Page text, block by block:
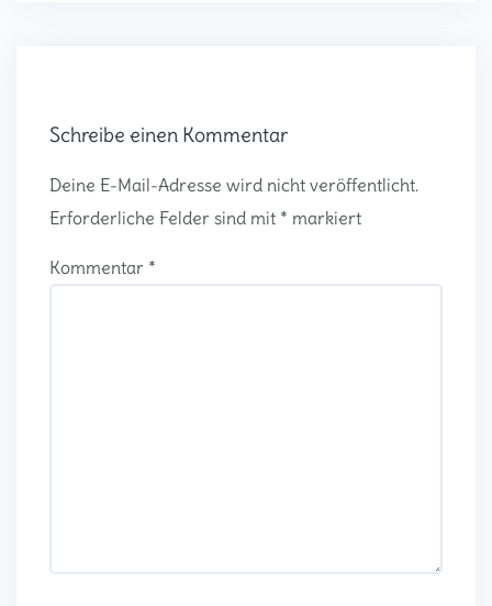
Schreibe einen Kommentar
Deine E-Mail-Adresse wird nicht veröffentlicht.
Erforderliche Felder sind mit * markiert
Kommentar *